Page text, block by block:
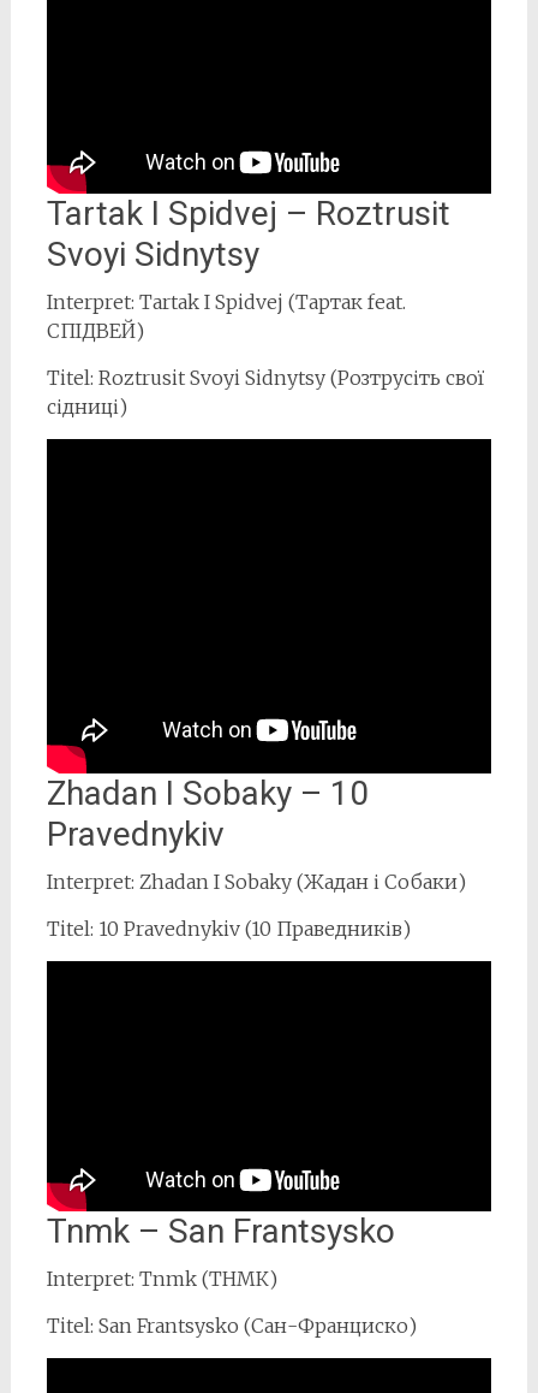
Tartak I Spidvej – Roztrusit
Svoyi Sidnytsy
Interpret: Tartak I Spidvej (Тартак feat.
СПІДВЕЙ)
Titel: Roztrusit Svoyi Sidnytsy (Розтрусіть свої
сідниці)
Zhadan I Sobaky – 10
Pravednykiv
Interpret: Zhadan I Sobaky (Жадан і Собаки)
Titel: 10 Pravednykiv (10 Праведників)
Tnmk – San Frantsysko
Interpret: Tnmk (ТНМК)
Titel: San Frantsysko (Сан-Франциско)